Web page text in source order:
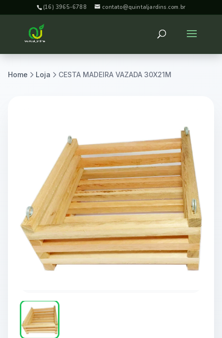
(16) 3965-6788 contato@quintaljardins.com.br
Home Loja CESTA MADEIRA VAZADA 30X21M